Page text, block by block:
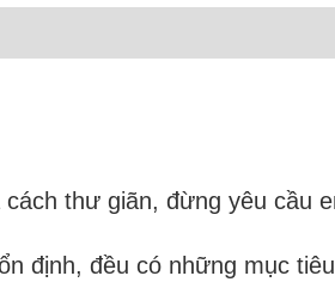
thư giãn, đừng yêu cầu
định, đều có những mục